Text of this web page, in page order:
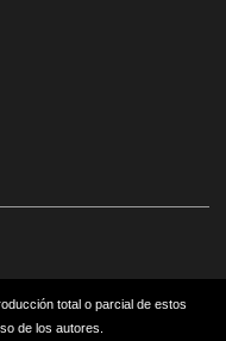
total o parcial de estos
de los autores.